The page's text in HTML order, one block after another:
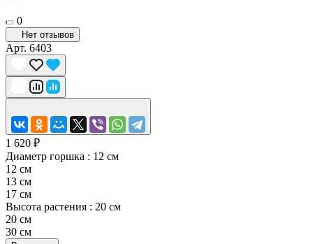
0
Нет отзывов
Арт. 6403
1 620 ₽
Диаметр горшка : 12 см
12 см
13 см
17 см
Высота растения : 20 см
20 см
30 см